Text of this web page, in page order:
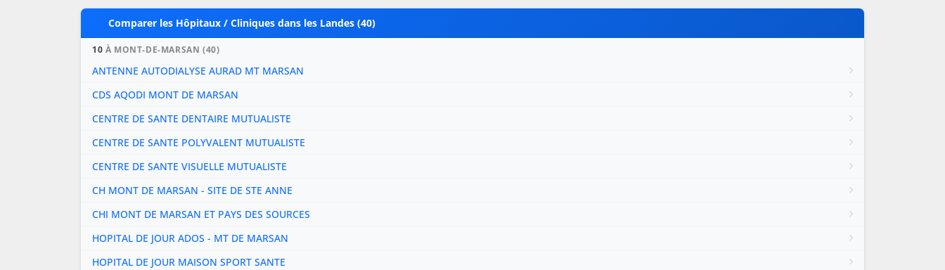
Comparer les Hôpitaux / Cliniques dans les Landes (40)
10 À MONT-DE-MARSAN (40)
ANTENNE AUTODIALYSE AURAD MT MARSAN
CDS AQODI MONT DE MARSAN
CENTRE DE SANTE DENTAIRE MUTUALISTE
CENTRE DE SANTE POLYVALENT MUTUALISTE
CENTRE DE SANTE VISUELLE MUTUALISTE
CH MONT DE MARSAN - SITE DE STE ANNE
CHI MONT DE MARSAN ET PAYS DES SOURCES
HOPITAL DE JOUR ADOS - MT DE MARSAN
HOPITAL DE JOUR MAISON SPORT SANTE